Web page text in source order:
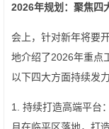
2026年规划：聚焦四
会上，针对新年将要
地介绍了2026年重点
以下四大方面持续发
1. 持续打造高端平台
月在临平区落地，打